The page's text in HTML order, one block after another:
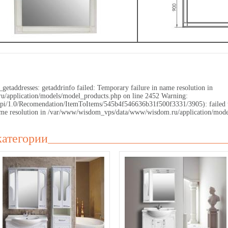
getaddrinfo failed: Temporary failure in name resolution in
application/models/model_products.php on line 2452 Warning:
1.0/Recomendation/ItemToItems/545b4f546636b31f500f3331/3905): failed
resolution in /var/www/wisdom_vps/data/www/wisdom.ru/application/